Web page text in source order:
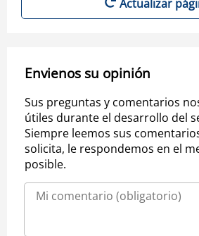
Actualizar
Envienos su opinión
Sus preguntas y comentarios
útiles durante el desarrollo del
Siempre leemos sus
solicita, le respondemos en el
posible.